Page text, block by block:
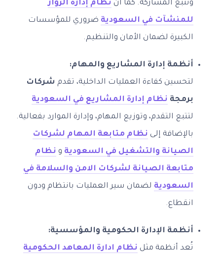
وتتبع المشاركة. كما أن نظام إدارة الزوار
للمنشآت في السعودية ضروري للمؤسسات
الكبيرة لضمان الأمان والتنظيم.
أنظمة إدارة المشاريع والمهام:
لتحسين كفاءة العمليات الداخلية، تقدم شركات
برمجة نظام إدارة المشاريع في السعودية
لتتبع التقدم، وتوزيع المهام، وإدارة الموارد بفعالية.
بالإضافة إلى نظام متابعة المهام لشركات
الصيانة والتشغيل في السعودية و نظام
متابعة الصيانة لشركات الامن والسلامة في
السعودية لضمان سير العمليات بانتظام ودون
انقطاع.
أنظمة الإدارة الحكومية والمؤسسية:
تُعد أنظمة مثل نظام ادارة المعاهد الحكومية